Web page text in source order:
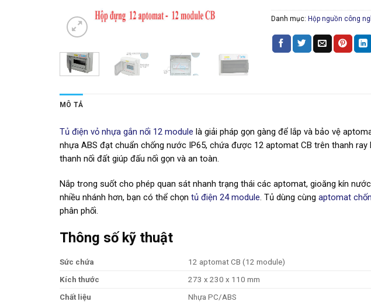
Danh mục: Hộp nguồn công
MÔ TẢ
Tủ điện vỏ nhựa gắn nổi 12 module là giải pháp gọn gàng để lắp và bảo vệ
nhựa ABS đạt chuẩn chống nước IP65, chứa được 12 aptomat CB trên thanh
thanh nối đất giúp đấu nối gọn và an toàn.
Nắp trong suốt cho phép quan sát nhanh trạng thái các aptomat, gioăng kín
nhiều nhánh hơn, bạn có thể chọn tủ điện 24 module . Tủ dùng cùng aptomat
phân phối.
Thông số kỹ thuật
Sức chứa
12 aptomat CB (12 module)
Kích thước
273 x 230 x 110 mm
Chất liệu
Nhựa PC/ABS